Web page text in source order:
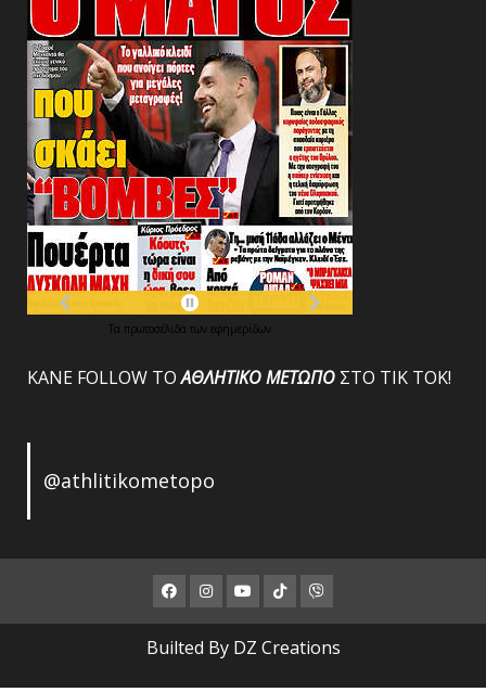
Τα πρωτοσέλιδα των εφημερίδων
ΚΑΝΕ FOLLOW ΤΟΑΘΛΗΤΙΚΟΜΕΤΩΠΟ ΣΤΟ ΤΙΚ ΤΟΚ!
@athlitikometopo
Facebook
Instagram
Youtube
ΤΙΚ
ΤΟΚ
Viber
Builted By DZ Creations